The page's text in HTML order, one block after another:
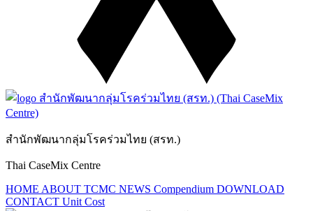
สำนักพัฒนากลุ่มโรคร่วมไทย (สรท.)
Thai CaseMix Centre
HOME ABOUT TCMC NEWS Compendium DOWNLOAD
CONTACT Unit Cost